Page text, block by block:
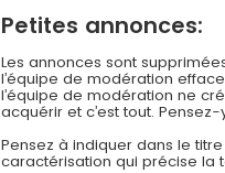
Petites annonces:
Les annonces sont
l’équipe de modération
l’équipe de modération ne
acquérir et c’est tout. Pensez-
Pensez à indiquer dans le
caractérisation qui précise la